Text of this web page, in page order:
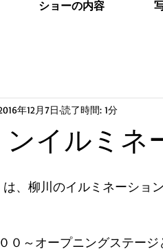
ショーの内容
ンイルミネ
年12月7日 読了時間: 1分
は、柳川のイルミネーショ
０～オープニングステー